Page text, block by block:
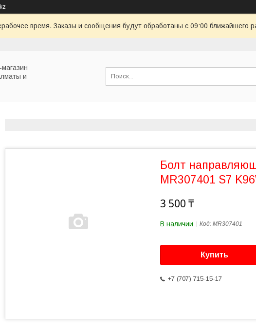
время. Заказы и сообщения будут обработаны с 09:00 ближайшего
и
Болт
MR307401 S7
3 500 ₸
В наличии Код: MR307401
Купить
+7 (707) 715-15-17